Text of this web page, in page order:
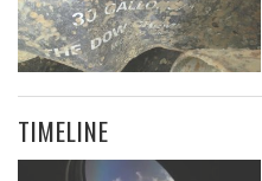
TIMELINE